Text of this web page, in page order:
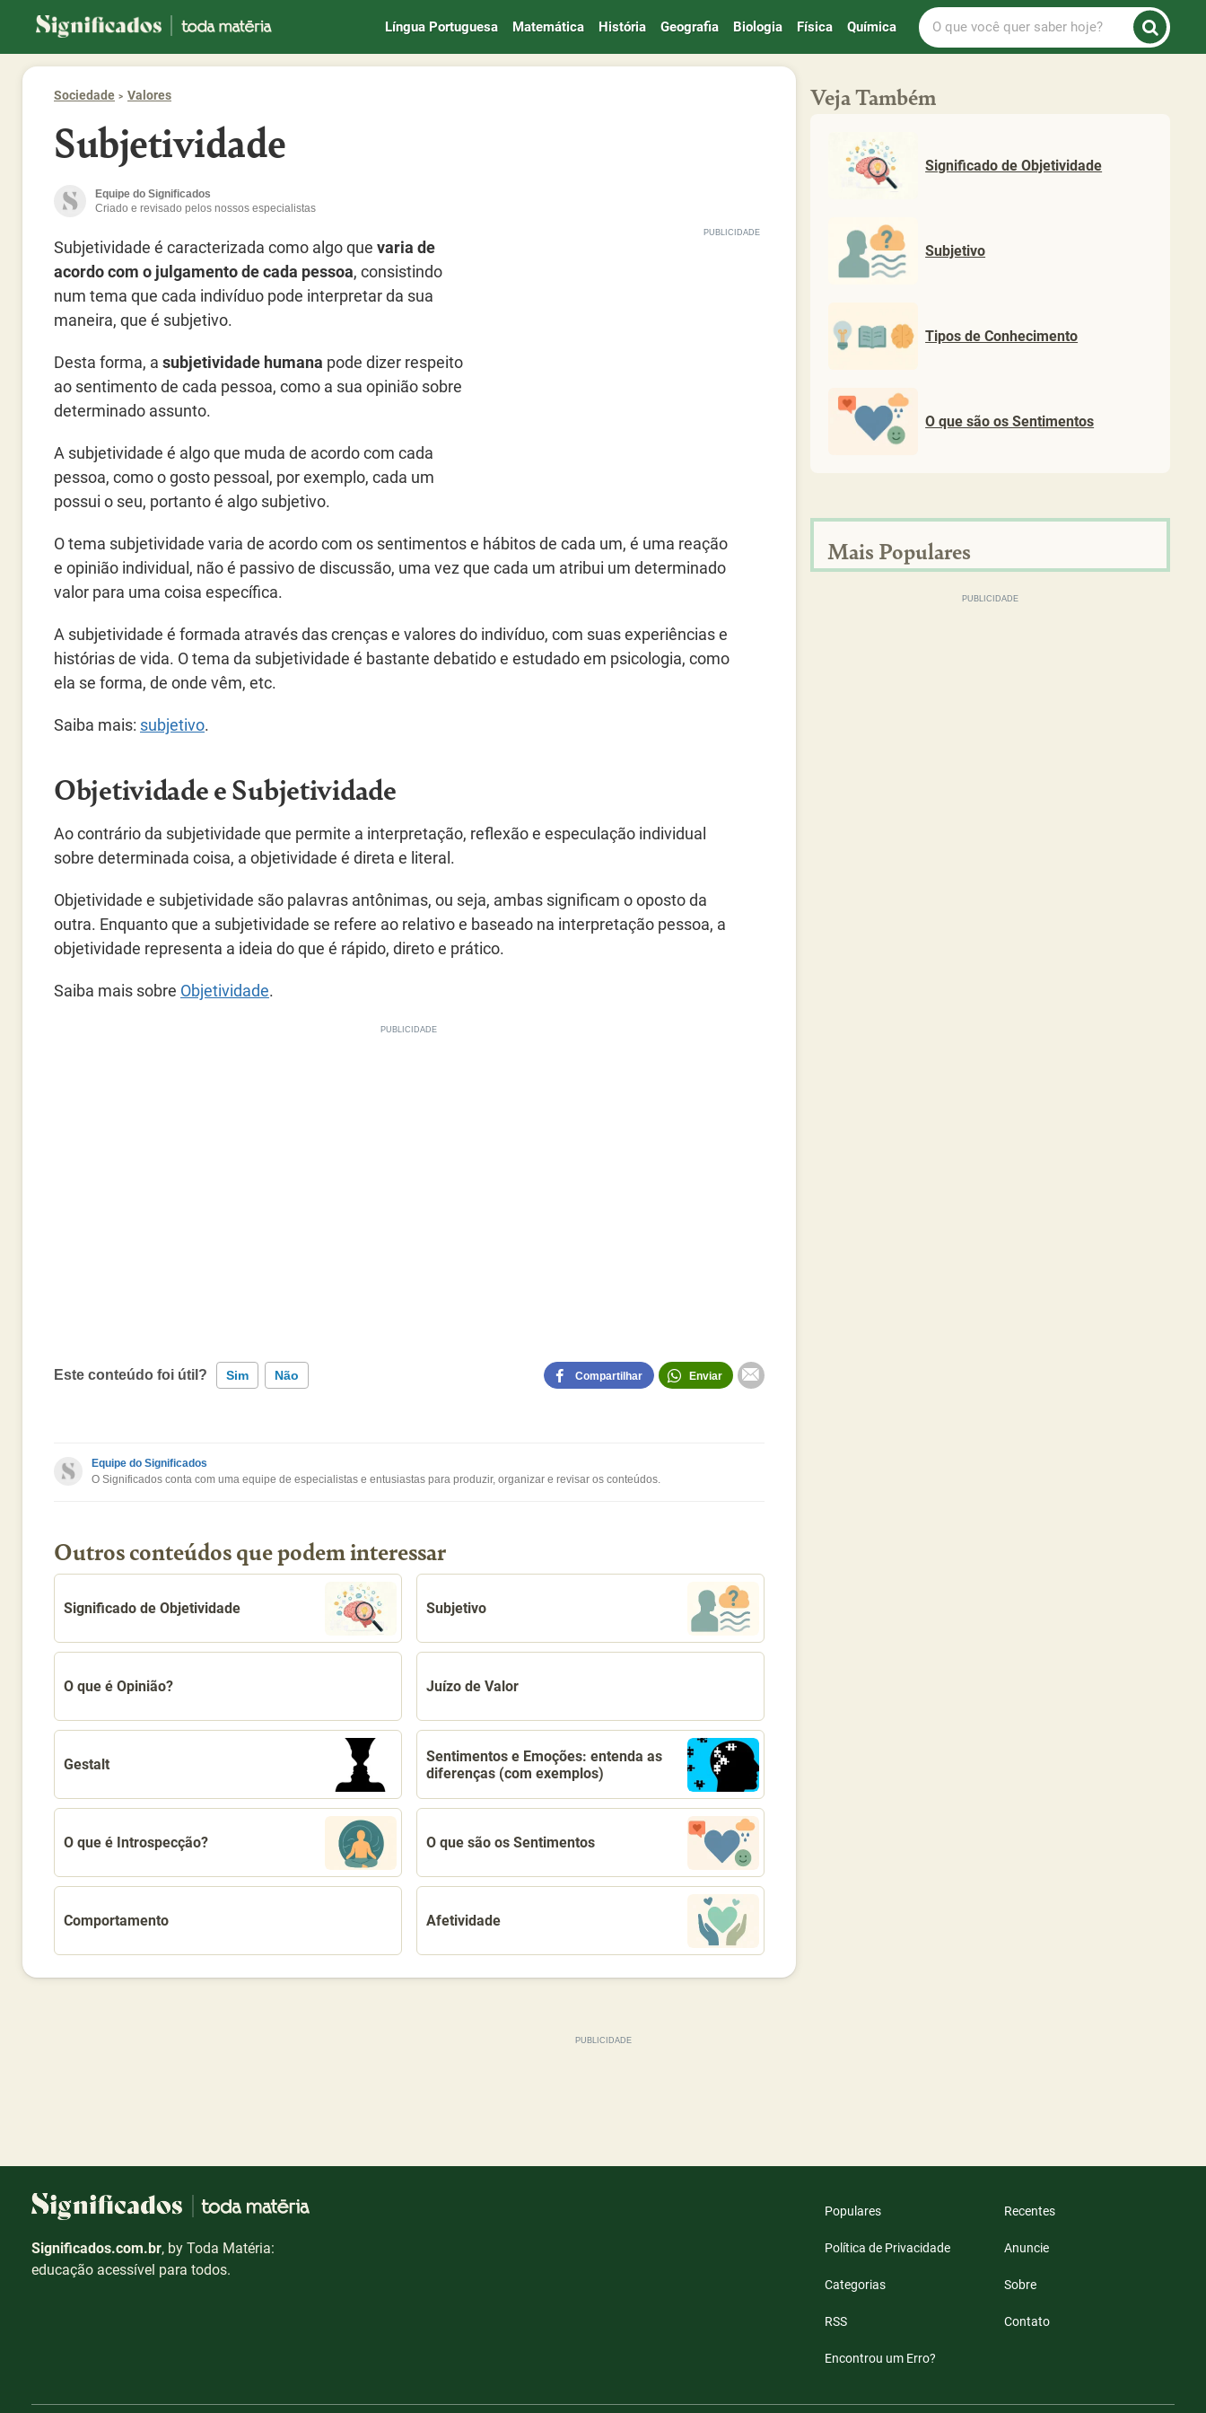
Significados
Língua Portuguesa Matemática História Geografia Biologia Física Química
O
que
você
saber
Sociedade Valores
Subjetividade
Equipe do Significados
Criado e revisado pelos nossos especialistas
Subjetividade é caracterizada como algo que varia de
acordo com o julgamento de cada pessoa, consistindo
num tema que cada indivíduo pode interpretar da sua
maneira, que é subjetivo.
Desta forma, a subjetividade humana pode dizer respeito
ao sentimento de cada pessoa, como a sua opinião sobre
determinado assunto.
A subjetividade é algo que muda de acordo com cada
pessoa, como o gosto pessoal, por exemplo, cada um
possui o seu, portanto é algo subjetivo.
O tema subjetividade varia de acordo com os sentimentos e hábitos de cada um, é uma reação
e opinião individual, não é passivo de discussão, uma vez que cada um atribui um determinado
valor para uma coisa específica.
A subjetividade é formada através das crenças e valores do indivíduo, com suas experiências e
histórias de vida. O tema da subjetividade é bastante debatido e estudado em psicologia, como
ela se forma, de onde vêm, etc.
Saiba mais: subjetivo.
Objetividade e Subjetividade
Ao contrário da subjetividade que permite a interpretação, reflexão e especulação individual
sobre determinada coisa, a objetividade é direta e literal.
Objetividade e subjetividade são palavras antônimas, ou seja, ambas significam o oposto da
outra. Enquanto que a subjetividade se refere ao relativo e baseado na interpretação pessoa, a
objetividade representa a ideia do que é rápido, direto e prático.
Saiba mais sobre Objetividade.
Este conteúdo foi útil? Sim Não
Este conteúdo não tem a informação que procuro
Compartilhar Enviar
Equipe do Significados
O Significados conta com uma equipe de especialistas e entusiastas para produzir, organizar e revisar os conteúdos.
Outros conteúdos que podem interessar
Significado de Objetividade Subjetivo
O que é Opinião? Juízo de Valor
Gestalt
Sentimentos e Emoções: entenda as
diferenças (com exemplos)
O que é Introspecção? O que são os Sentimentos
Comportamento Afetividade
Veja Também
Significado de Objetividade
Subjetivo
Tipos de Conhecimento
O que são os Sentimentos
Mais Populares
Significados.com.br, by Toda Matéria:
educação acessível para todos.
Populares Recentes
Política de Privacidade Anuncie
Categorias Sobre
RSS Contato
Encontrou um Erro?